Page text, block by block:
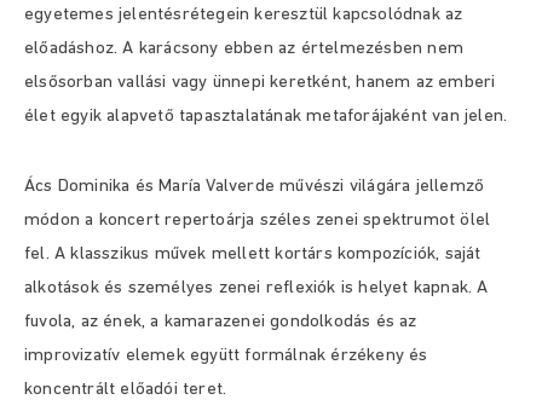
egyetemes jelentésrétegein keresztül kapcsolódnak az
előadáshoz. A karácsony ebben az értelmezésben nem
elsősorban vallási vagy ünnepi keretként, hanem az emberi
élet egyik alapvető tapasztalatának metaforájaként van jelen.
Ács Dominika és María Valverde művészi világára jellemző
módon a koncert repertoárja széles zenei spektrumot ölel
fel. A klasszikus művek mellett kortárs kompozíciók, saját
alkotások és személyes zenei reflexiók is helyet kapnak. A
fuvola, az ének, a kamarazenei gondolkodás és az
improvizatív elemek együtt formálnak érzékeny és
koncentrált előadói teret.